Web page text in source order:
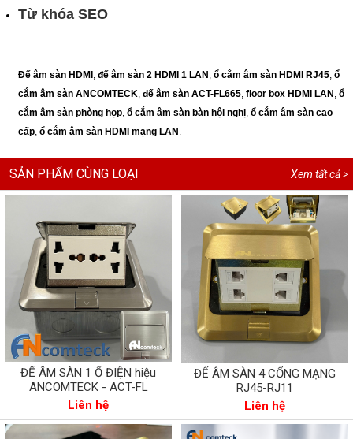
Từ khóa SEO
Đế âm sàn HDMI, đế âm sàn 2 HDMI 1 LAN, ổ cắm âm sàn HDMI RJ45, ổ
cắm âm sàn ANCOMTECK, đế âm sàn ACT-FL665, floor box HDMI LAN, ổ
cắm âm sàn phòng họp, ổ cắm âm sàn bàn hội nghị, ổ cắm âm sàn cao
cấp, ổ cắm âm sàn HDMI mạng LAN.
Xem tất cả >
SẢN PHẨM CÙNG LOẠI
ĐẾ ÂM SÀN 1 Ổ ĐIỆN hiệu
ANCOMTECK - ACT-FL
Liên hệ
ĐẾ ÂM SÀN 4 CỔNG MẠNG
RJ45-RJ11
Liên hệ